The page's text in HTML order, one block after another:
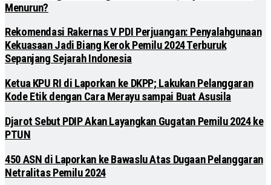
Menurun?
Rekomendasi Rakernas V PDI Perjuangan: Penyalahgunaan
Kekuasaan Jadi Biang Kerok Pemilu 2024 Terburuk
Sepanjang Sejarah Indonesia
Ketua KPU RI di Laporkan ke DKPP; Lakukan Pelanggaran
Kode Etik dengan Cara Merayu sampai Buat Asusila
Djarot Sebut PDIP Akan Layangkan Gugatan Pemilu 2024 ke
PTUN
450 ASN di Laporkan ke Bawaslu Atas Dugaan Pelanggaran
Netralitas Pemilu 2024